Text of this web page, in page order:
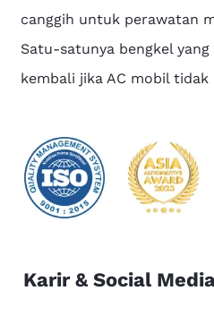
canggih untuk perawatan
Satu-satunya bengkel
kembali jika AC mobil
Karir & Social